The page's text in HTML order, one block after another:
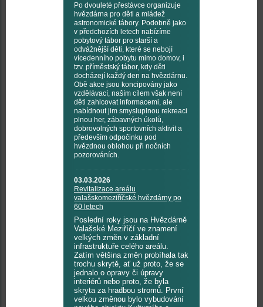
Po dvouleté přestávce organizuje
hvězdárna pro děti a mládež
astronomické tábory. Podobně jako
v předchozích letech nabízíme
pobytový tábor pro starší a
odvážnější děti, které se nebojí
vícedenního pobytu mimo domov, i
tzv. příměstský tábor, kdy děti
docházejí každý den na hvězdárnu.
Obě akce jsou koncipovány jako
vzdělávací, naším cílem však není
děti zahlcovat informacemi, ale
nabídnout jim smysluplnou rekreaci
plnou her, zábavných úkolů,
dobrovolných sportovních aktivit a
především odpočinku pod
hvězdnou oblohou při nočních
pozorováních.
03.03.2026
Revitalizace areálu
valašskomeziříčské hvězdárny po
60 letech
Poslední roky jsou na Hvězdárně
Valašské Meziříčí ve znamení
velkých změn v základní
infrastruktuře celého areálu.
Zatím většina změn probíhala tak
trochu skrytě, ať už proto, že se
jednalo o opravy či úpravy
interiérů nebo proto, že byla
skryta za hradbou stromů. První
velkou změnou bylo vybudování